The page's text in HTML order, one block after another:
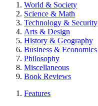
World & Society
Science & Math
Technology & Security
Arts & Design
History & Geography
Business & Economics
Philosophy
Miscellaneous
Book Reviews
Features